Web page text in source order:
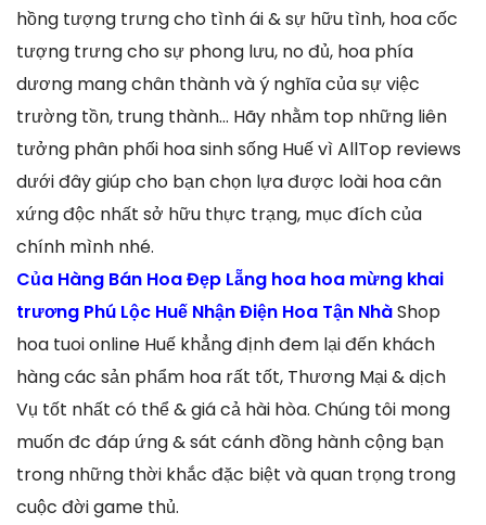
hồng tượng trưng cho tình ái & sự hữu tình, hoa cốc
tượng trưng cho sự phong lưu, no đủ, hoa phía
dương mang chân thành và ý nghĩa của sự việc
trường tồn, trung thành… Hãy nhằm top những liên
tưởng phân phối hoa sinh sống Huế vì AllTop reviews
dưới đây giúp cho bạn chọn lựa được loài hoa cân
xứng độc nhất sở hữu thực trạng, mục đích của
chính mình nhé.
Của Hàng Bán Hoa Đẹp Lẵng hoa hoa mừng khai
trương Phú Lộc Huế Nhận Điện Hoa Tận NhàShop
hoa tuoi online Huế khẳng định đem lại đến khách
hàng các sản phẩm hoa rất tốt, Thương Mại & dịch
Vụ tốt nhất có thể & giá cả hài hòa. Chúng tôi mong
muốn đc đáp ứng & sát cánh đồng hành cộng bạn
trong những thời khắc đặc biệt và quan trọng trong
cuộc đời game thủ.